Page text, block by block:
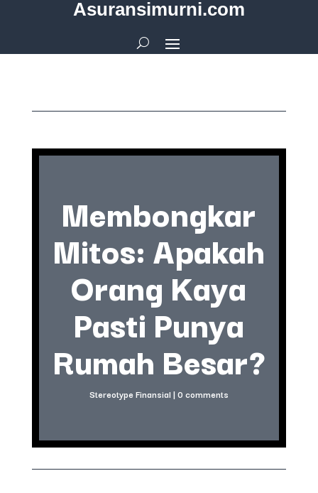
Asuransimurni.com
Membongkar
Mitos: Apakah
Orang Kaya
Pasti Punya
Rumah Besar?
Stereotype Finansial | 0 comments